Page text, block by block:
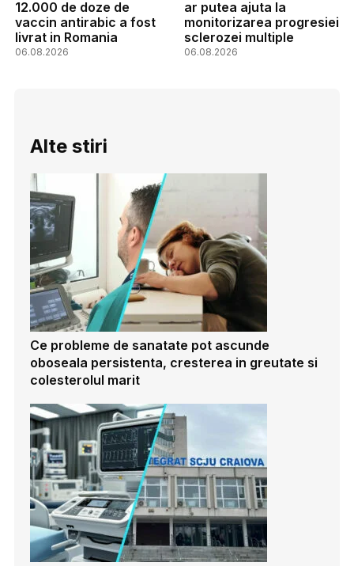
12.000 de doze de
vaccin antirabic a fost
livrat in Romania
06.08.2026
ar putea ajuta la
monitorizarea progresiei
sclerozei multiple
06.08.2026
Alte stiri
Ce probleme de sanatate pot ascunde
oboseala persistenta, cresterea in greutate si
colesterolul marit